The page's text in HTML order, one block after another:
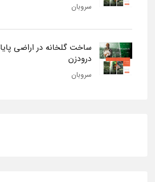
سروبان
ساخت گلخانه در اراضی
درودزن
سروبان